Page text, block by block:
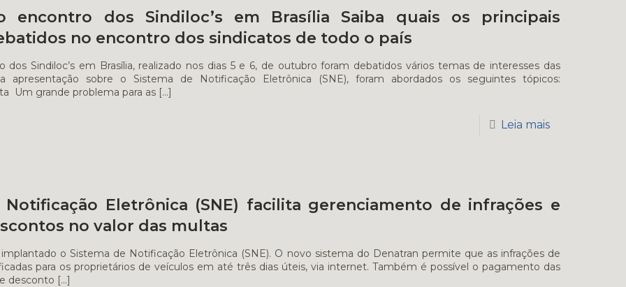
encontro dos Sindiloc’s em Brasília Saiba quais os principais
no encontro dos sindicatos de todo o país
dos Sindiloc’s em Brasília, realizado nos dias 5 e 6, de outubro foram debatidos vários temas de interesses das
apresentação sobre o Sistema de Notificação Eletrônica (SNE), foram abordados os seguintes tópicos:
Um grande problema para as […]
Leia mais
Notificação Eletrônica (SNE) facilita gerenciamento de infrações e
no valor das multas
o Sistema de Notificação Eletrônica (SNE). O novo sistema do Denatran permite que as infrações de
para os proprietários de veículos em até três dias úteis, via internet. Também é possível o pagamento das
desconto […]